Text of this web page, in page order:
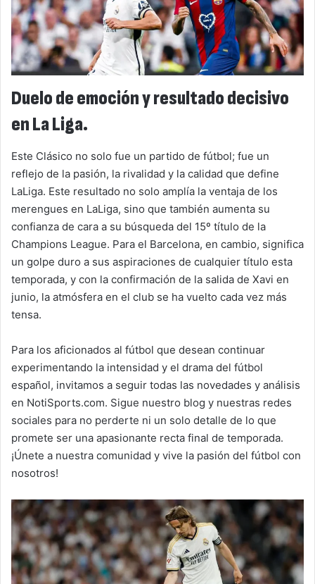
Duelo de emoción y resultado decisivo
en La Liga.
Este Clásico no solo fue un partido de fútbol; fue un
reflejo de la pasión, la rivalidad y la calidad que define
LaLiga. Este resultado no solo amplía la ventaja de los
merengues en LaLiga, sino que también aumenta su
confianza de cara a su búsqueda del 15º título de la
Champions League. Para el Barcelona, en cambio, significa
un golpe duro a sus aspiraciones de cualquier título esta
temporada, y con la confirmación de la salida de Xavi en
junio, la atmósfera en el club se ha vuelto cada vez más
tensa.
Para los aficionados al fútbol que desean continuar
experimentando la intensidad y el drama del fútbol
español, invitamos a seguir todas las novedades y análisis
en NotiSports.com. Sigue nuestro blog y nuestras redes
sociales para no perderte ni un solo detalle de lo que
promete ser una apasionante recta final de temporada.
¡Únete a nuestra comunidad y vive la pasión del fútbol con
nosotros!